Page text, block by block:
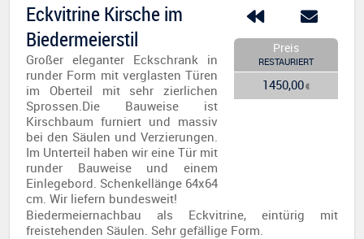
Preis
RESTAURIERT
1450,00€
Eckvitrine Kirsche im
Biedermeierstil
Großer eleganter Eckschrank in
runder Form mit verglasten Türen
im Oberteil mit sehr zierlichen
Sprossen.Die Bauweise ist
Kirschbaum furniert und massiv
bei den Säulen und Verzierungen.
Im Unterteil haben wir eine Tür mit
runder Bauweise und einem
Einlegebord. Schenkellänge 64x64
cm. Wir liefern bundesweit!
Biedermeiernachbau als Eckvitrine, eintürig mit
freistehenden Säulen. Sehr gefällige Form.